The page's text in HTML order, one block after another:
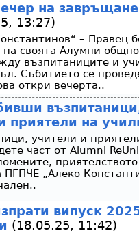
на
13:27)
– Правец
своята Алумни
възпитаниците и
Събитието се
откри вечерта..
приятели на
учители и
част от Alumni
ПГПЧЕ „Алеко
випуск
(18.05.25, 11:42)